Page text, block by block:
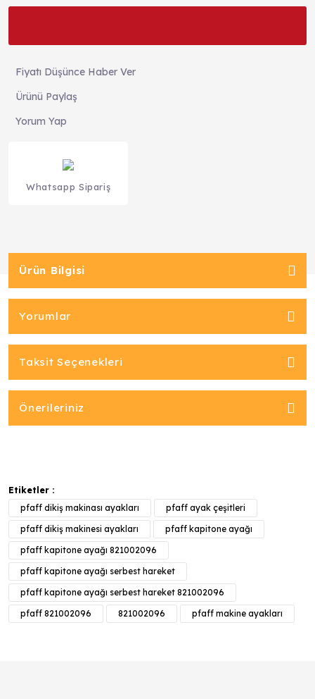
Fiyatı Düşünce Haber Ver
Ürünü Paylaş
Yorum Yap
Whatsapp Sipariş
Ürün Bilgisi
Yorumlar
Taksit Seçenekleri
Önerileriniz
Etiketler :
pfaff dikiş makinası ayakları
pfaff ayak çeşitleri
pfaff dikiş makinesi ayakları
pfaff kapitone ayağı
pfaff kapitone ayağı 821002096
pfaff kapitone ayağı serbest hareket
pfaff kapitone ayağı serbest hareket 821002096
pfaff 821002096
821002096 pfaff makine ayakları